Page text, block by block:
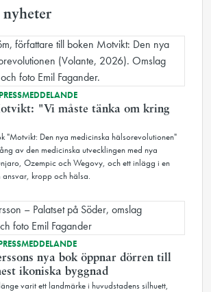
nyheter
PRESSMEDDELANDE
"Vi måste tänka om kring
"Motvikt: Den nya medicinska hälsorevolutionen"
av den medicinska utvecklingen med nya
Ozempic och Wegovy, och ett inlägg i en
ansvar, kropp och hälsa.
nya bok öppnar dörren till
ikoniska byggnad
varit ett landmärke i huvudstadens silhuett,